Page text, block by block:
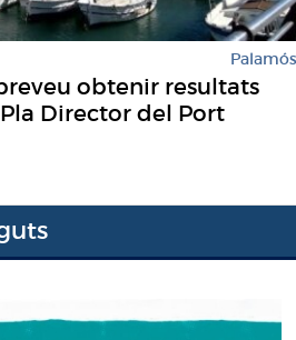
Palamós
obtenir resultats
Director del Port